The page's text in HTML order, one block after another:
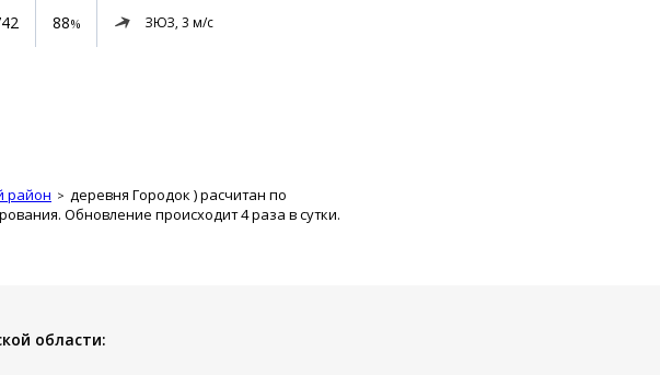
88% ЗЮЗ, 3 м/с
район деревня Городок ) расчитан по
Обновление происходит 4 раза в сутки.
области: